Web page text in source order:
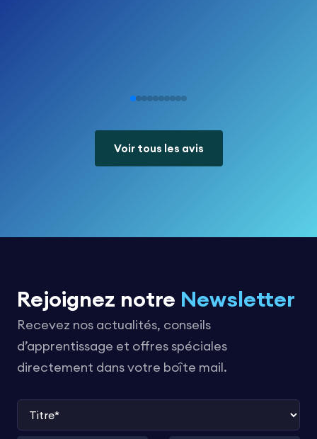
Voir tous les avis
Rejoignez notre Newsletter
Recevez nos actualités, conseils
d’apprentissage et offres spéciales
directement dans votre boîte mail.
Titre